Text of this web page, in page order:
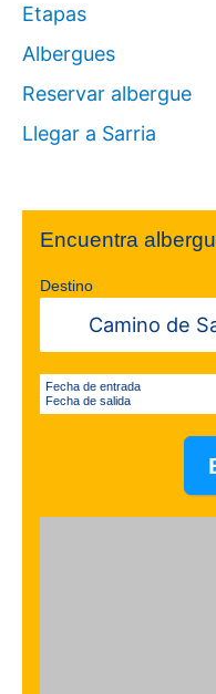
Etapas
Albergues
Reservar albergue
Llegar a Sarria
Encuentra
Destino
Fecha de entrada
Fecha de salida